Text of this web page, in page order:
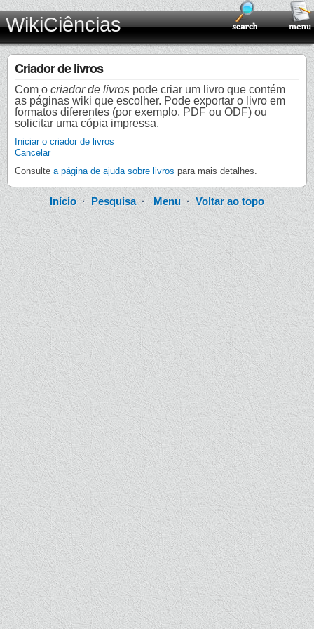
WikiCiências
Criador de livros
Com o criador de livros pode criar um livro que contém
as páginas wiki que escolher. Pode exportar o livro em
formatos diferentes (por exemplo, PDF ou ODF) ou
solicitar uma cópia impressa.
Iniciar o criador de livros
Cancelar
Consulte a página de ajuda sobre livros para mais detalhes.
Início· Pesquisa·Menu · Voltar ao topo